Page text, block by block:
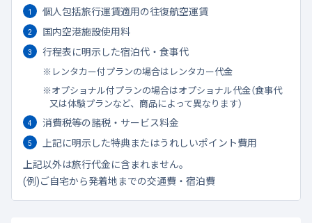
個人包括旅行運賃適用の往復航空運賃
国内空港施設使用料
行程表に明示した宿泊代・食事代
レンタカー付プランの場合はレンタカー代金
オプショナル付プランの場合はオプショナル代金（食事代
又は体験プランなど、商品によって異なります）
消費税等の諸税・サービス料金
上記に明示した特典またはうれしいポイント費用
上記以外は旅行代金に含まれません。
(例)ご自宅から発着地までの交通費・宿泊費